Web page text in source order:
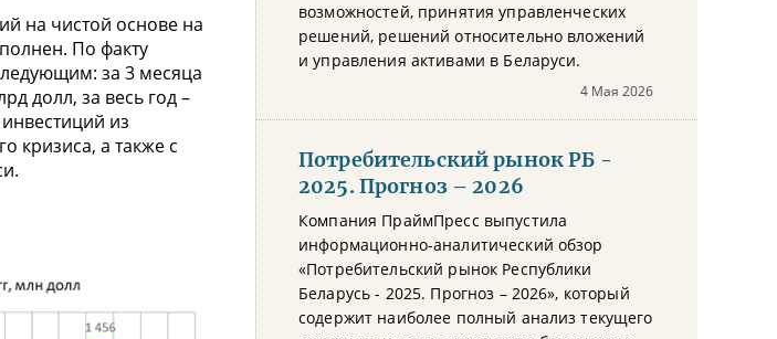
на чистой основе на
По факту
за 3 месяца
долл, за весь год –
из
кризиса, а также с
возможностей, принятия управленческих
решений, решений относительно вложений
и управления активами в Беларуси.
4 Мая 2026
Потребительский рынок РБ -
2025. Прогноз – 2026
Компания ПраймПресс выпустила
информационно-аналитический обзор
«Потребительский рынок Республики
Беларусь - 2025. Прогноз – 2026», который
содержит наиболее полный анализ текущего